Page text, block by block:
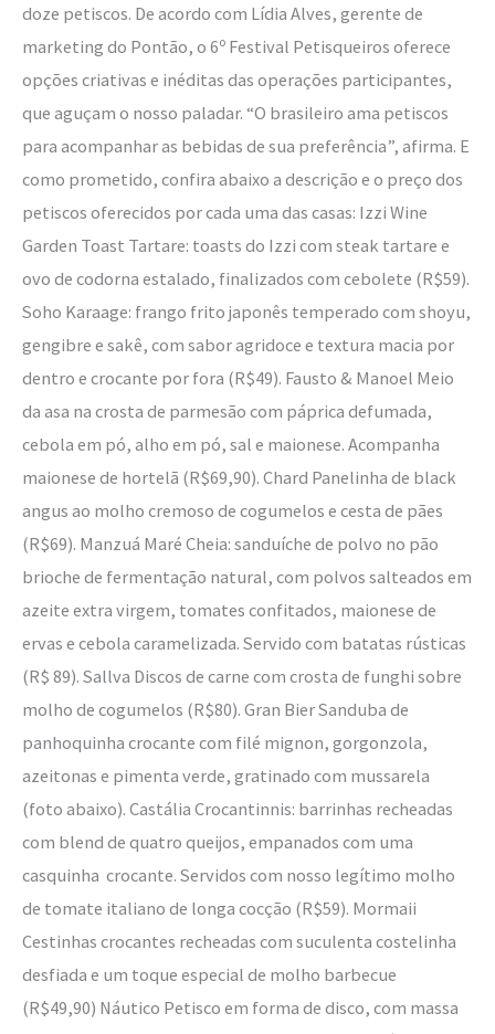
doze petiscos. De acordo com Lídia Alves, gerente de
marketing do Pontão, o 6º Festival Petisqueiros oferece
opções criativas e inéditas das operações participantes,
que aguçam o nosso paladar. “O brasileiro ama petiscos
para acompanhar as bebidas de sua preferência”, afirma. E
como prometido, confira abaixo a descrição e o preço dos
petiscos oferecidos por cada uma das casas: Izzi Wine
Garden Toast Tartare: toasts do Izzi com steak tartare e
ovo de codorna estalado, finalizados com cebolete (R$59).
Soho Karaage: frango frito japonês temperado com shoyu,
gengibre e sakê, com sabor agridoce e textura macia por
dentro e crocante por fora (R$49). Fausto & Manoel Meio
da asa na crosta de parmesão com páprica defumada,
cebola em pó, alho em pó, sal e maionese. Acompanha
maionese de hortelã (R$69,90). Chard Panelinha de black
angus ao molho cremoso de cogumelos e cesta de pães
(R$69). Manzuá Maré Cheia: sanduíche de polvo no pão
brioche de fermentação natural, com polvos salteados em
azeite extra virgem, tomates confitados, maionese de
ervas e cebola caramelizada. Servido com batatas rústicas
(R$ 89). Sallva Discos de carne com crosta de funghi sobre
molho de cogumelos (R$80). Gran Bier Sanduba de
panhoquinha crocante com filé mignon, gorgonzola,
azeitonas e pimenta verde, gratinado com mussarela
(foto abaixo). Castália Crocantinnis: barrinhas recheadas
com blend de quatro queijos, empanados com uma
casquinha crocante. Servidos com nosso legítimo molho
de tomate italiano de longa cocção (R$59). Mormaii
Cestinhas crocantes recheadas com suculenta costelinha
desfiada e um toque especial de molho barbecue
(R$49,90) Náutico Petisco em forma de disco, com massa